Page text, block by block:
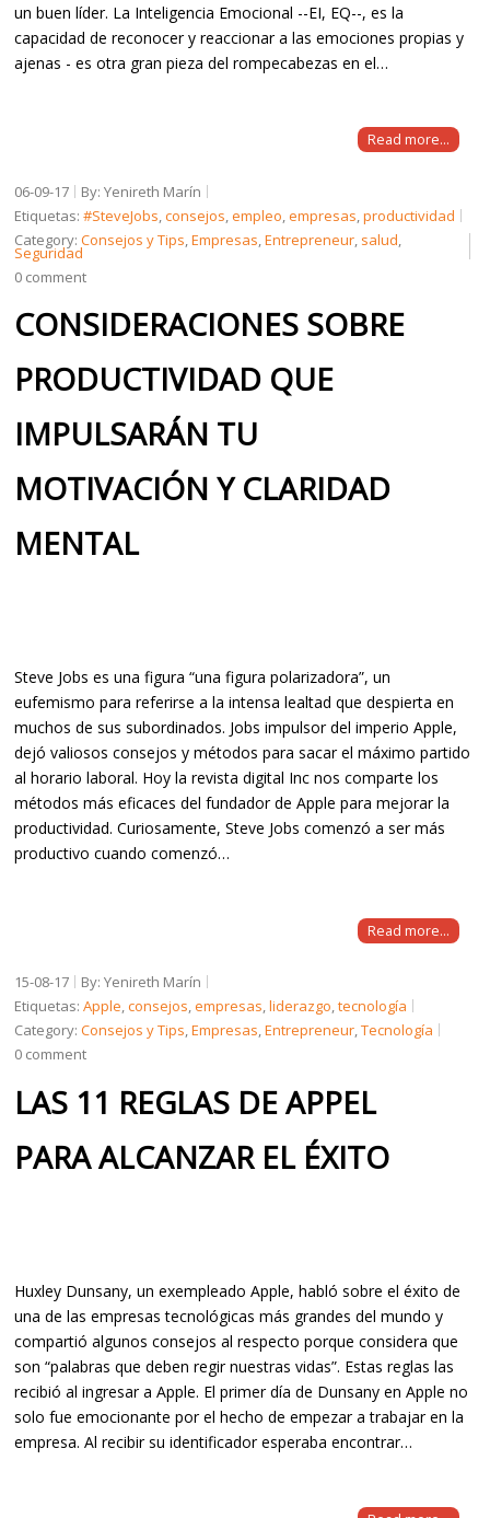
un buen líder. La Inteligencia Emocional --EI, EQ--, es la
capacidad de reconocer y reaccionar a las emociones propias y
ajenas - es otra gran pieza del rompecabezas en el…
Read more...
06-09-17
By: Yenireth Marín
Etiquetas:#SteveJobs ,consejos ,empleo ,empresas ,productividad
Category:Consejos y Tips ,Empresas ,Entrepreneur salud
Seguridad
0 comment
CONSIDERACIONES SOBRE
PRODUCTIVIDAD QUE
IMPULSARÁN TU
MOTIVACIÓN Y CLARIDAD
MENTAL
Steve Jobs es una figura “una figura polarizadora”, un
eufemismo para referirse a la intensa lealtad que despierta en
muchos de sus subordinados. Jobs impulsor del imperio Apple,
dejó valiosos consejos y métodos para sacar el máximo partido
al horario laboral. Hoy la revista digital Inc nos comparte los
métodos más eficaces del fundador de Apple para mejorar la
productividad. Curiosamente, Steve Jobs comenzó a ser más
productivo cuando comenzó…
Read more...
15-08-17
By: Yenireth Marín
Etiquetas:Apple,consejos,empresas,liderazgo,tecnología
Category:Consejos y Tips,Empresas,Entrepreneur,Tecnología
0 comment
LAS 11 REGLAS DE APPEL
PARA ALCANZAR EL ÉXITO
Huxley Dunsany, un exempleado Apple, habló sobre el éxito de
una de las empresas tecnológicas más grandes del mundo y
compartió algunos consejos al respecto porque considera que
son “palabras que deben regir nuestras vidas”. Estas reglas las
recibió al ingresar a Apple. El primer día de Dunsany en Apple no
solo fue emocionante por el hecho de empezar a trabajar en la
empresa. Al recibir su identificador esperaba encontrar…